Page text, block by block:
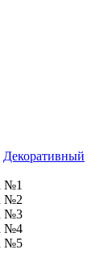
Декоративный